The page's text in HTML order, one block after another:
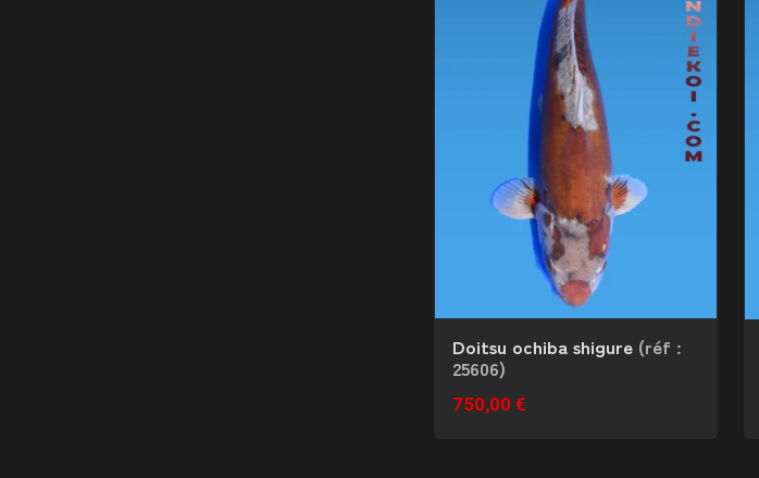
Doitsu ochiba shigure (réf :
25606)
750,00 €